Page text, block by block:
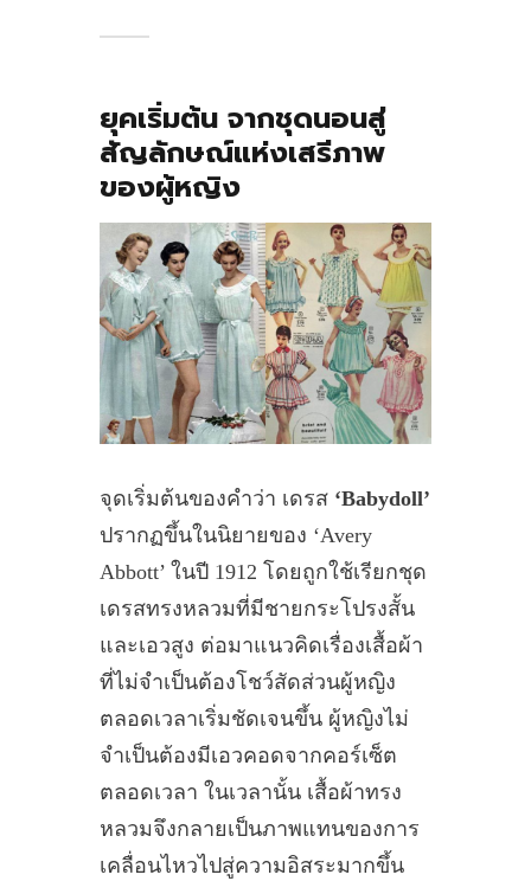
ยุคเริ่มต้น จากชุดนอนสู่
สัญลักษณ์แห่งเสรีภาพ
ของผู้หญิง
จุดเริ่มต้นของคำว่า เดรส ‘Babydoll’
ปรากฏขึ้นในนิยายของ ‘Avery
Abbott’ ในปี 1912 โดยถูกใช้เรียกชุด
เดรสทรงหลวมที่มีชายกระโปรงสั้น
และเอวสูง ต่อมาแนวคิดเรื่องเสื้อผ้า
ที่ไม่จำเป็นต้องโชว์สัดส่วนผู้หญิง
ตลอดเวลาเริ่มชัดเจนขึ้น ผู้หญิงไม่
จำเป็นต้องมีเอวคอดจากคอร์เซ็ต
ตลอดเวลา ในเวลานั้น เสื้อผ้าทรง
หลวมจึงกลายเป็นภาพแทนของการ
เคลื่อนไหวไปสู่ความอิสระมากขึ้น